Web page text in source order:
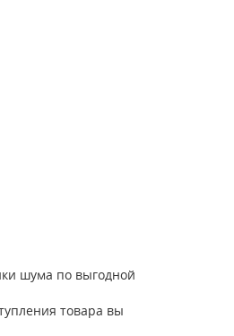
шума по выгодной
товара вы